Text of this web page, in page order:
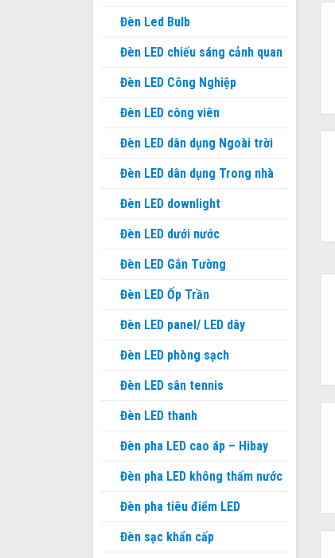
Đèn Led Bulb
Đèn LED chiếu sáng cảnh quan
Đèn LED Công Nghiệp
Đèn LED công viên
Đèn LED dân dụng Ngoài trời
Đèn LED dân dụng Trong nhà
Đèn LED downlight
Đèn LED dưới nước
Đèn LED Gắn Tường
Đèn LED Ốp Trần
Đèn LED panel/ LED dây
Đèn LED phòng sạch
Đèn LED sân tennis
Đèn LED thanh
Đèn pha LED cao áp – Hibay
Đèn pha LED không thấm nước
Đèn pha tiêu điểm LED
Đèn sạc khẩn cấp